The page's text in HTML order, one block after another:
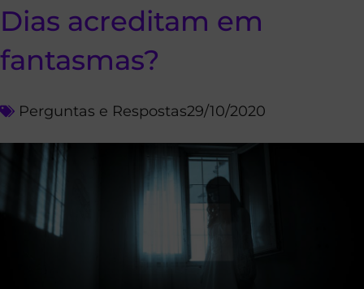
Dias acreditam em
fantasmas?
Perguntas e Respostas29/10/2020